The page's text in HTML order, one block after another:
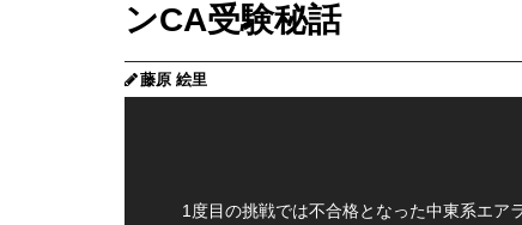
ンCA受験秘話
藤原 絵里
1度目の挑戦では不合格となった中東系エア